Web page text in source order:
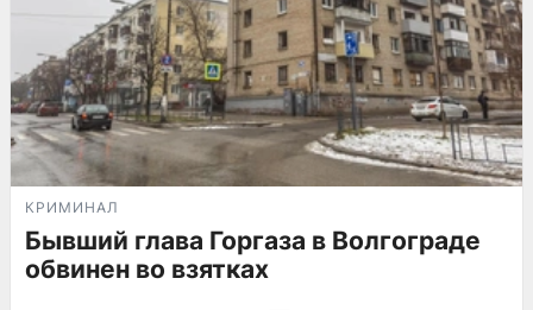
КРИМИНАЛ
Бывший глава Горгаза в Волгограде
обвинен во взятках